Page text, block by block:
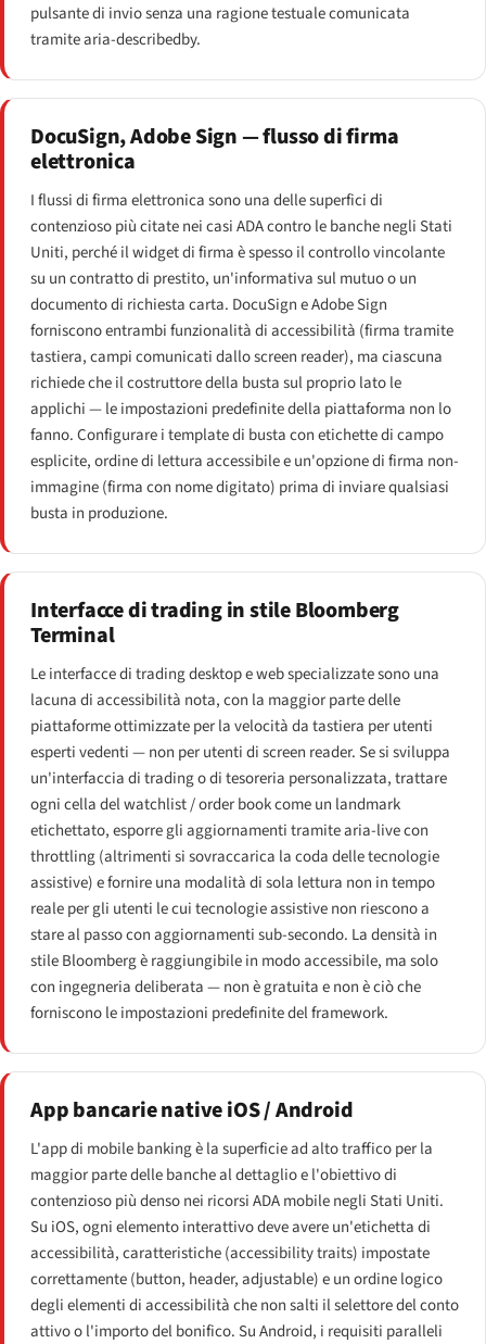
pulsante di invio senza una ragione testuale comunicata
tramite aria-describedby.
DocuSign, Adobe Sign — flusso di firma
elettronica
I flussi di firma elettronica sono una delle superfici di
contenzioso più citate nei casi ADA contro le banche negli Stati
Uniti, perché il widget di firma è spesso il controllo vincolante
su un contratto di prestito, un'informativa sul mutuo o un
documento di richiesta carta. DocuSign e Adobe Sign
forniscono entrambi funzionalità di accessibilità (firma tramite
tastiera, campi comunicati dallo screen reader), ma ciascuna
richiede che il costruttore della busta sul proprio lato le
applichi — le impostazioni predefinite della piattaforma non lo
fanno. Configurare i template di busta con etichette di campo
esplicite, ordine di lettura accessibile e un'opzione di firma non-
immagine (firma con nome digitato) prima di inviare qualsiasi
busta in produzione.
Interfacce di trading in stile Bloomberg
Terminal
Le interfacce di trading desktop e web specializzate sono una
lacuna di accessibilità nota, con la maggior parte delle
piattaforme ottimizzate per la velocità da tastiera per utenti
esperti vedenti — non per utenti di screen reader. Se si sviluppa
un'interfaccia di trading o di tesoreria personalizzata, trattare
ogni cella del watchlist / order book come un landmark
etichettato, esporre gli aggiornamenti tramite aria-live con
throttling (altrimenti si sovraccarica la coda delle tecnologie
assistive) e fornire una modalità di sola lettura non in tempo
reale per gli utenti le cui tecnologie assistive non riescono a
stare al passo con aggiornamenti sub-secondo. La densità in
stile Bloomberg è raggiungibile in modo accessibile, ma solo
con ingegneria deliberata — non è gratuita e non è ciò che
forniscono le impostazioni predefinite del framework.
App bancarie native iOS / Android
L'app di mobile banking è la superficie ad alto traffico per la
maggior parte delle banche al dettaglio e l'obiettivo di
contenzioso più denso nei ricorsi ADA mobile negli Stati Uniti.
Su iOS, ogni elemento interattivo deve avere un'etichetta di
accessibilità, caratteristiche (accessibility traits) impostate
correttamente (button, header, adjustable) e un ordine logico
degli elementi di accessibilità che non salti il selettore del conto
attivo o l'importo del bonifico. Su Android, i requisiti paralleli